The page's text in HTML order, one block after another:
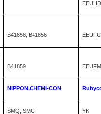
EEUHD
B41858, B41856 EEUFC
B41859 EEUFM
NIPPON,CHEMI-CON
SMQ, SMG YK